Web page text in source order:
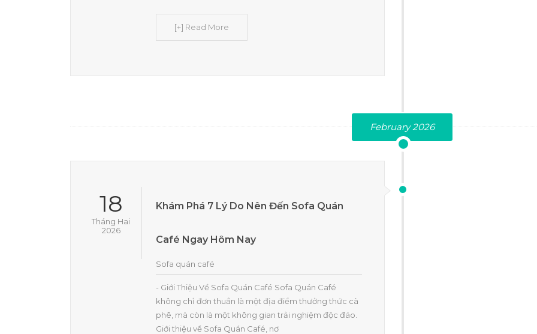
[+] Read More
February 2026
18
Tháng Hai
2026
Khám Phá 7 Lý Do Nên Đến Sofa Quán
Café Ngay Hôm Nay
Sofa quán café
- Giới Thiệu Về Sofa Quán Café Sofa Quán Café
không chỉ đơn thuần là một địa điểm thưởng thức cà
phê, mà còn là một không gian trải nghiệm độc đáo.
Giới thiệu về Sofa Quán Café, nơ